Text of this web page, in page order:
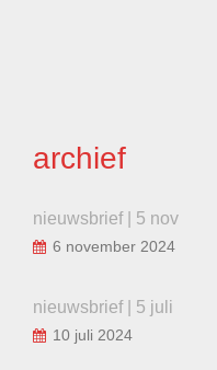
archief
nieuwsbrief | 5 nov
6 november 2024
nieuwsbrief | 5 juli
10 juli 2024